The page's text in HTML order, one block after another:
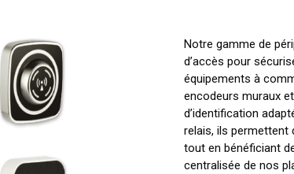
Notre gamme de
d’accès pour
équipements à
encodeurs muraux
d’identification
relais, ils permettent
tout en bénéficiant
centralisée de nos